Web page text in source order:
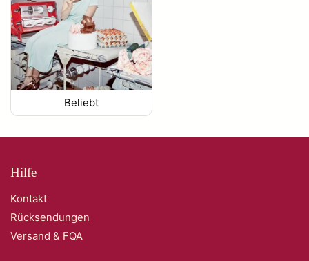
Beliebt
Hilfe
Kontakt
Rücksendungen
Versand & FQA